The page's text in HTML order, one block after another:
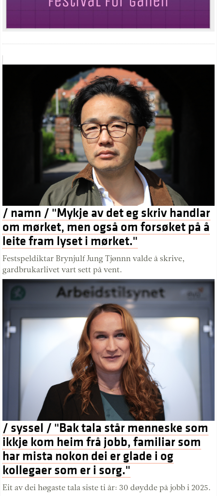
/ namn / "Mykje av det eg skriv handlar
om mørket, men også om forsøket på å
leite fram lyset i mørket."
Festspeldiktar Brynjulf Jung Tjønnn valde å skrive,
gardbrukarlivet vart sett på vent.
/ syssel / "Bak tala står menneske som
ikkje kom heim frå jobb, familiar som
har mista nokon dei er glade i og
kollegaer som er i sorg."
Eit av dei høgaste tala siste ti år: 30 døydde på jobb i 2025.